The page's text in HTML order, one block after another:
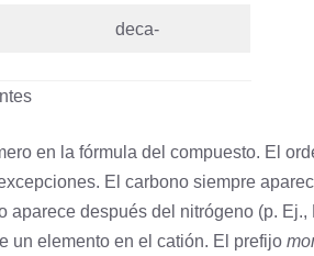
deca-
en la fórmula del compuesto. El
El carbono siempre
después del nitrógeno (p. Ej.,
un elemento en el catión. El prefijo